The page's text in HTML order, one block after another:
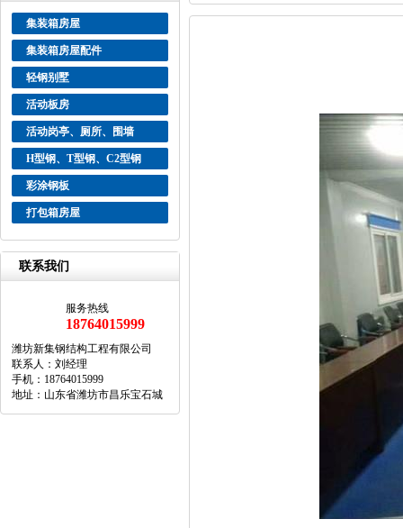
集装箱房屋
集装箱房屋配件
轻钢别墅
活动板房
活动岗亭、厕所、围墙
H型钢、T型钢、C2型钢
彩涂钢板
打包箱房屋
联系我们
服务热线
18764015999
潍坊新集钢结构工程有限公司
联系人：刘经理
手机：18764015999
地址：山东省潍坊市昌乐宝石城